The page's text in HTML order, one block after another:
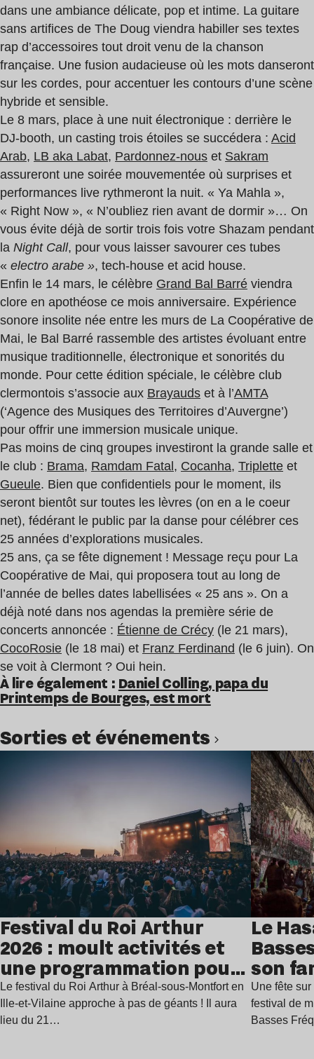
dans une ambiance délicate, pop et intime. La guitare
sans artifices de The Doug viendra habiller ses textes
rap d’accessoires tout droit venu de la chanson
française. Une fusion audacieuse où les mots danseront
sur les cordes, pour accentuer les contours d’une scène
hybride et sensible.
Le 8 mars, place à une nuit électronique : derrière le
DJ-booth, un casting trois étoiles se succédera : Acid
Arab, LB aka Labat, Pardonnez-nous et Sakram
assureront une soirée mouvementée où surprises et
performances live rythmeront la nuit. « Ya Mahla »,
« Right Now », « N’oubliez rien avant de dormir »… On
vous évite déjà de sortir trois fois votre Shazam pendant
la Night Call, pour vous laisser savourer ces tubes
« electro arabe », tech-house et acid house.
Enfin le 14 mars, le célèbre Grand Bal Barré viendra
clore en apothéose ce mois anniversaire. Expérience
sonore insolite née entre les murs de La Coopérative de
Mai, le Bal Barré rassemble des artistes évoluant entre
musique traditionnelle, électronique et sonorités du
monde. Pour cette édition spéciale, le célèbre club
clermontois s’associe aux Brayauds et à l’AMTA
(‘Agence des Musiques des Territoires d’Auvergne’)
pour offrir une immersion musicale unique.
Pas moins de cinq groupes investiront la grande salle et
le club : Brama, Ramdam Fatal , Cocanha, Triplette et
Gueule. Bien que confidentiels pour le moment, ils
seront bientôt sur toutes les lèvres (on en a le coeur
net), fédérant le public par la danse pour célébrer ces
25 années d’explorations musicales.
25 ans, ça se fête dignement ! Message reçu pour La
Coopérative de Mai, qui proposera tout au long de
l’année de belles dates labellisées « 25 ans ». On a
déjà noté dans nos agendas la première série de
concerts annoncée : Étienne de Crécy (le 21 mars),
CocoRosie (le 18 mai) et Franz Ferdinand (le 6 juin). On
se voit à Clermont ? Oui hein.
À lire également : Daniel Colling, papa du
Printemps de Bourges, est mort
Sorties et événements
Festival du Roi Arthur
2026 : moult activités et
une programmation pour
festoyer
Le festival du Roi Arthur à Bréal-sous-Montfort en
Ille-et-Vilaine approche à pas de géants ! Il aura
lieu du 21…
Le
son
juillet
Une fête
festival de
Basses